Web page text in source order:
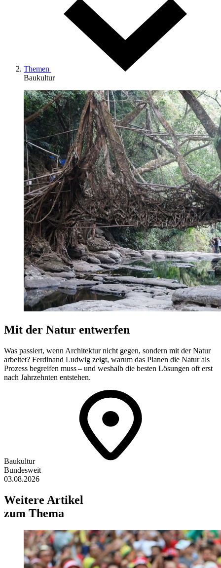
Themen
Baukultur
Mit der Natur entwerfen
Was passiert, wenn Architektur nicht gegen, sondern mit der Natur
arbeitet? Ferdinand Ludwig zeigt, warum das Planen die Natur als
Prozess begreifen muss – und weshalb die besten Lösungen oft erst
nach Jahrzehnten entstehen.
Baukultur
Bundesweit
03.08.2026
Weitere Artikel
zum Thema